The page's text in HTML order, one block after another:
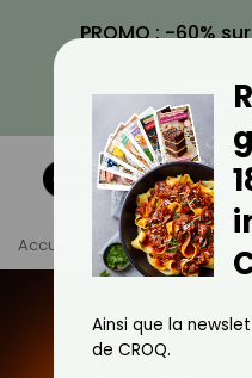
PROMO : -60%
Accueil Tag Alcool
Ainsi que la
de CROQ.